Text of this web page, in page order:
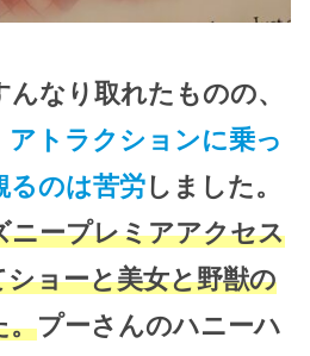
なり取れたものの、
アトラクションに乗っ
るのは苦労しました。
ニープレミアアクセス
ョーと美女と野獣の
。プーさんのハニーハ